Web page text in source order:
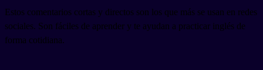
Estos comentarios cortas y directos son los que más se usan en redes
sociales. Son fáciles de aprender y te ayudan a practicar inglés de
forma cotidiana.